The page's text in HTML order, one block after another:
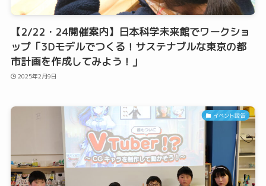
【2/22・24開催案内】日本科学未来館でワークショ
ップ「3Dモデルでつくる！サステナブルな東京の都
市計画を作成してみよう！」
2025年2月9日
イベント報告